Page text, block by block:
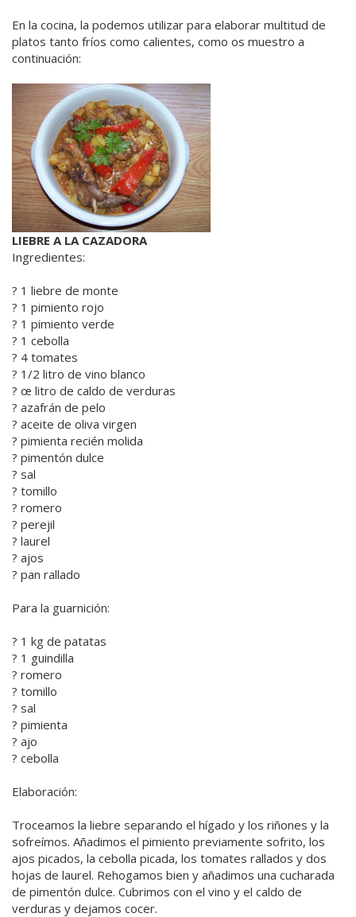
En la cocina, la podemos utilizar para elaborar multitud de
platos tanto fríos como calientes, como os muestro a
continuación:
LIEBRE A LA CAZADORA
Ingredientes:
? 1 liebre de monte
? 1 pimiento rojo
? 1 pimiento verde
? 1 cebolla
? 4 tomates
? 1/2 litro de vino blanco
? œ litro de caldo de verduras
? azafrán de pelo
? aceite de oliva virgen
? pimienta recién molida
? pimentón dulce
? sal
? tomillo
? romero
? perejil
? laurel
? ajos
? pan rallado
Para la guarnición:
? 1 kg de patatas
? 1 guindilla
? romero
? tomillo
? sal
? pimienta
? ajo
? cebolla
Elaboración:
Troceamos la liebre separando el hígado y los riñones y la
sofreímos. Añadimos el pimiento previamente sofrito, los
ajos picados, la cebolla picada, los tomates rallados y dos
hojas de laurel. Rehogamos bien y añadimos una cucharada
de pimentón dulce. Cubrimos con el vino y el caldo de
verduras y dejamos cocer.